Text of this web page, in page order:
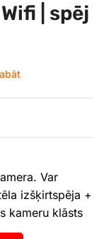
| spēj
Var
izšķirtspēja +
kameru klāsts